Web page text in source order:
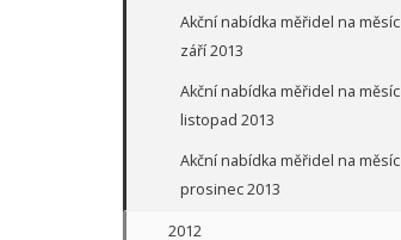
Akční nabídka měřidel na měsíc
září 2013
Akční nabídka měřidel na měsíc
listopad 2013
Akční nabídka měřidel na měsíc
prosinec 2013
2012